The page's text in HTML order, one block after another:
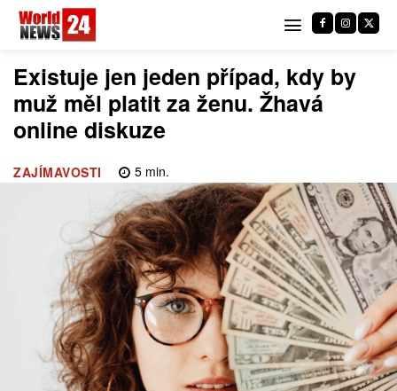
Existuje jen jeden případ, kdy by
muž měl platit za ženu. Žhavá
online diskuze
ZAJÍMAVOSTI 5min.